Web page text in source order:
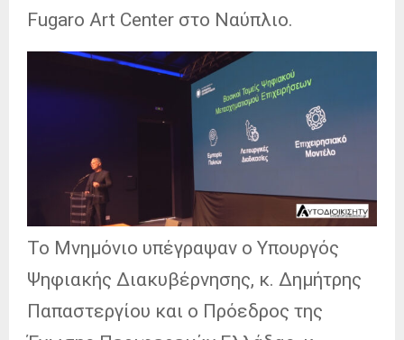
Fugaro Art Center στο Ναύπλιο.
Το Μνημόνιο υπέγραψαν ο Υπουργός
Ψηφιακής Διακυβέρνησης, κ. Δημήτρης
Παπαστεργίου και ο Πρόεδρος της